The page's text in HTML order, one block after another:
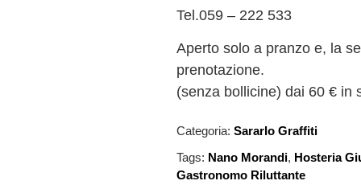
Tel.059 – 222 533
Aperto solo a pranzo e, la
prenotazione.
(senza bollicine) dai 60 € in
Categoria:Sararlo Graffiti
Tags: Nano Morandi, Hosteria
Gastronomo Riluttante